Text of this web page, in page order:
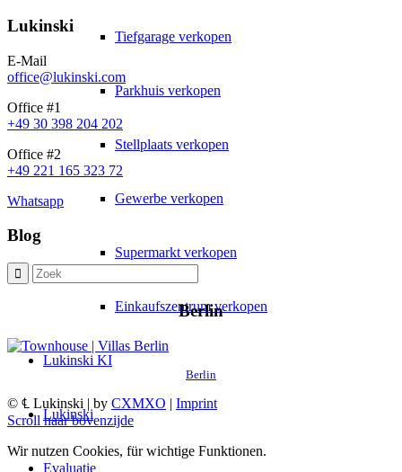
Tiefgarage verkopen
Parkhuis verkopen
Stellplaats verkopen
Gewerbe verkopen
Supermarkt verkopen
Einkaufszentrum verkopen
Lukinski KI
Lukinski
Evaluatie
Lukinski
E-Mail
office@lukinski.com
Office #1
+49 30 398 204 202
Office #2
+49 221 165 323 72
Whatsapp
Blog
Berlin
Berlin
© ℄ Lukinski | by CXMXO | Imprint
Scroll naar bovenzijde
Wir nutzen Cookies, für wichtige Funktionen.